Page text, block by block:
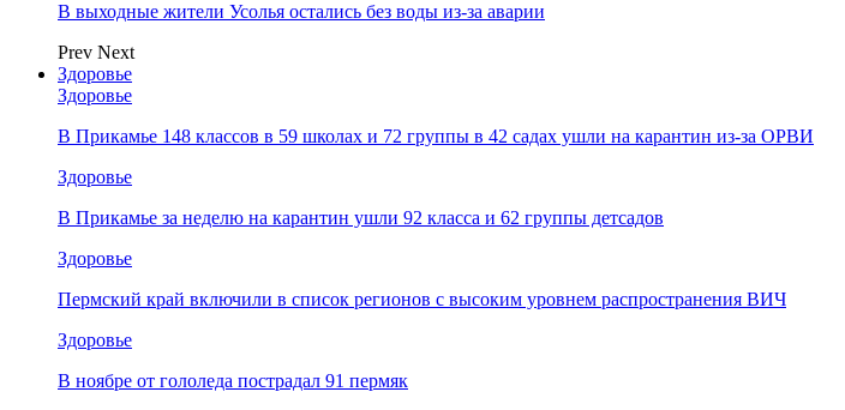
В выходные жители Усолья остались без воды из-за аварии
Prev Next
Здоровье
Здоровье
В Прикамье 148 классов в 59 школах и 72 группы в 42 садах ушли на карантин из-за ОРВИ
Здоровье
В Прикамье за неделю на карантин ушли 92 класса и 62 группы детсадов
Здоровье
Пермский край включили в список регионов с высоким уровнем распространения ВИЧ
Здоровье
В ноябре от гололеда пострадал 91 пермяк